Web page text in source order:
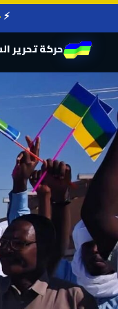
حركة تحرير